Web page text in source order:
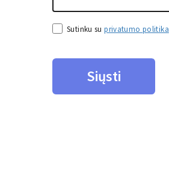
Sutinku suprivatumo politika